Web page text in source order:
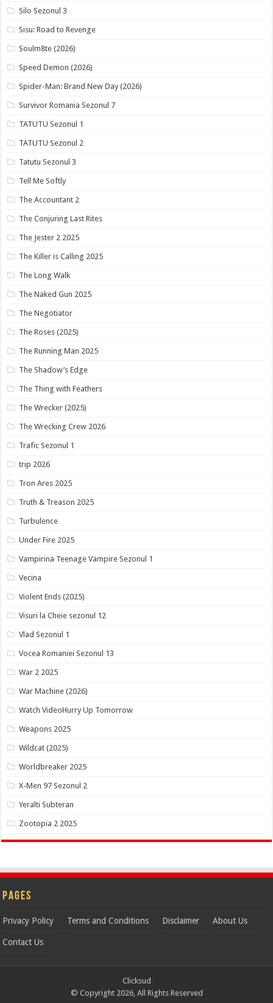
Silo Sezonul 3
Sisu: Road to Revenge
Soulm8te (2026)
Speed Demon (2026)
Spider-Man: Brand New Day (2026)
Survivor Romania Sezonul 7
TATUTU Sezonul 1
TATUTU Sezonul 2
Tatutu Sezonul 3
Tell Me Softly
The Accountant 2
The Conjuring Last Rites
The Jester 2 2025
The Killer is Calling 2025
The Long Walk
The Naked Gun 2025
The Negotiator
The Roses (2025)
The Running Man 2025
The Shadow’s Edge
The Thing with Feathers
The Wrecker (2025)
The Wrecking Crew 2026
Trafic Sezonul 1
trip 2026
Tron Ares 2025
Truth & Treason 2025
Turbulence
Under Fire 2025
Vampirina Teenage Vampire Sezonul 1
Vecina
Violent Ends (2025)
Visuri la Cheie sezonul 12
Vlad Sezonul 1
Vocea Romaniei Sezonul 13
War 2 2025
War Machine (2026)
Watch VideoHurry Up Tomorrow
Weapons 2025
Wildcat (2025)
Worldbreaker 2025
X-Men 97 Sezonul 2
Yeralti Subteran
Zootopia 2 2025
Pages
Privacy Policy Terms and Conditions Disclaimer About Us
Contact Us
Clicksud
© Copyright 2026, All Rights Reserved